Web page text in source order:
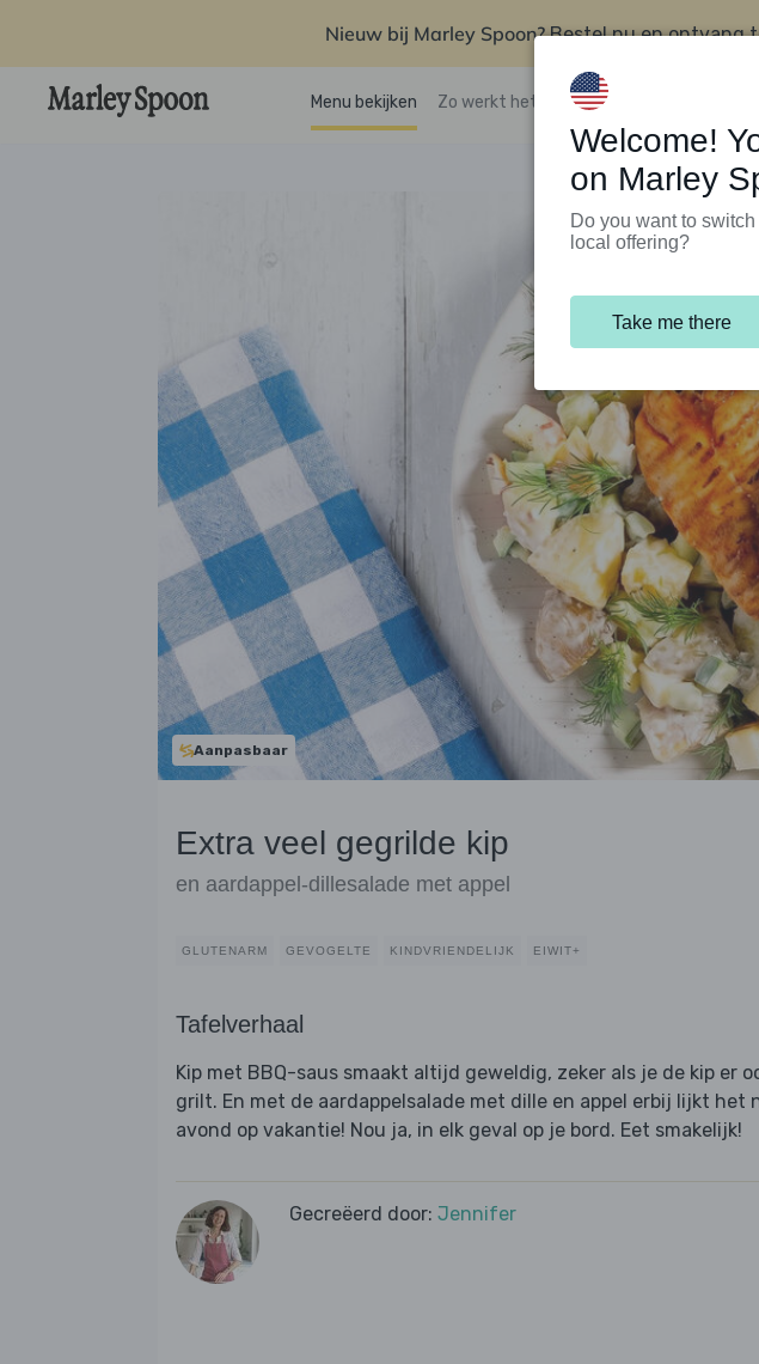
Nieuw bij Marley Spoon?Bestel nu en ontvang
Menu bekijken Zo werkt het Klantenservice
Aanpasbaar
Extra veel gegrilde kip
en aardappel-dillesalade met appel
GLUTENARM GEVOGELTE KINDVRIENDELIJK EIWIT+
Tafelverhaal
Kip met BBQ-saus smaakt altijd geweldig, zeker als je de kip er
grilt. En met de aardappelsalade met dille en appel erbij lijkt het
avond op vakantie! Nou ja, in elk geval op je bord. Eet smakelijk!
Gecreëerd door: Jennifer
Welcome!
on Marley
Do you want to
local offering?
Take me there